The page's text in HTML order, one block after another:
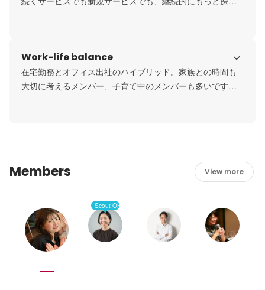
ます。
Work-life balance
在宅勤務とオフィス出社のハイブリッド。家族との時間も
大切に考えるメンバー、子育て中のメンバーも多いです。
Members View more
Scout OK